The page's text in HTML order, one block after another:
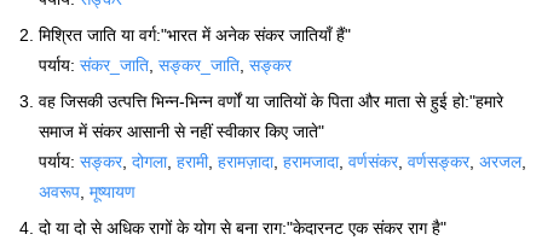
मिश्रित जाति या वर्ग:"भारत में अनेक संकर जातियाँ हैं"
पर्याय: संकर_जाति सङ्कर_जाति सङ्कर
वह जिसकी उत्पत्ति भिन्न-भिन्न वर्णों या जातियों के पिता और माता से हुई हो:"हमारे
समाज में संकर आसानी से नहीं स्वीकार किए जाते"
पर्याय: सङ्कर, दोगला, हरामी, हरामज़ादा, हरामजादा, वर्णसंकर, वर्णसङ्कर, अरजल,
अवरूप मूष्यायण
दो या दो से अधिक रागों के योग से बना राग:"केदारनट एक संकर राग है"